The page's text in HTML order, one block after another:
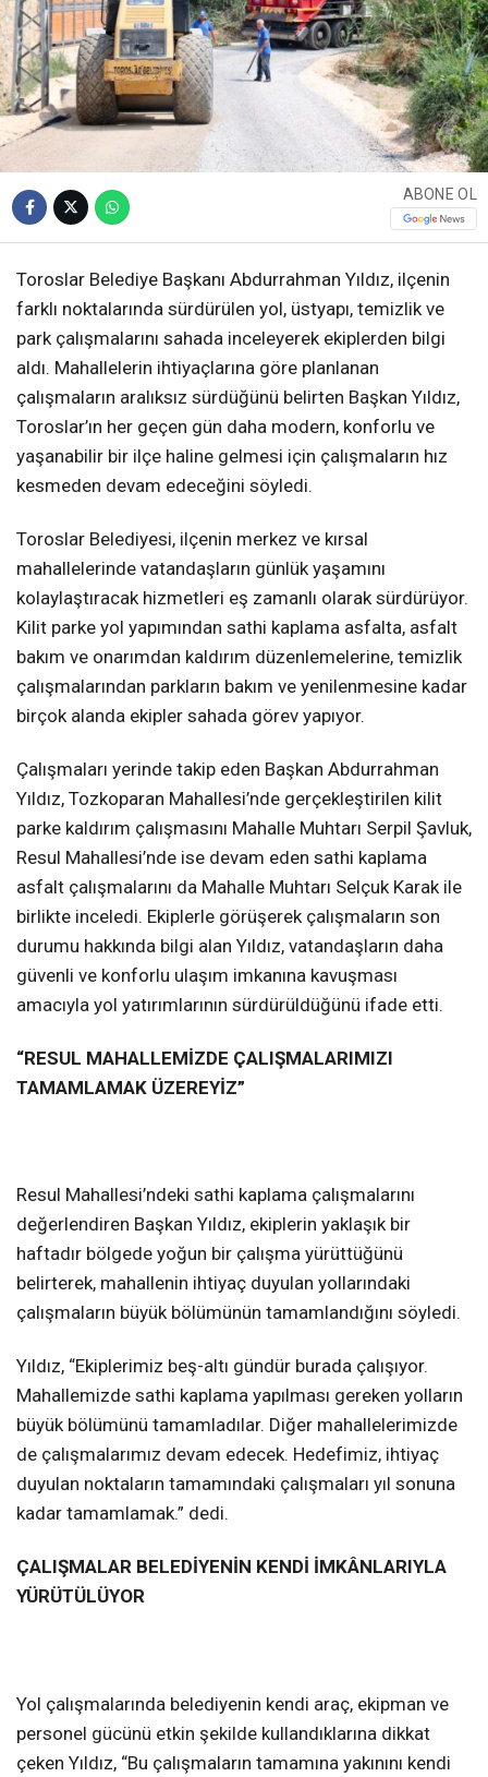
ABONE OL
Toroslar Belediye Başkanı Abdurrahman Yıldız, ilçenin
farklı noktalarında sürdürülen yol, üstyapı, temizlik ve
park çalışmalarını sahada inceleyerek ekiplerden bilgi
aldı. Mahallelerin ihtiyaçlarına göre planlanan
çalışmaların aralıksız sürdüğünü belirten Başkan Yıldız,
Toroslar’ın her geçen gün daha modern, konforlu ve
yaşanabilir bir ilçe haline gelmesi için çalışmaların hız
kesmeden devam edeceğini söyledi.
Toroslar Belediyesi, ilçenin merkez ve kırsal
mahallelerinde vatandaşların günlük yaşamını
kolaylaştıracak hizmetleri eş zamanlı olarak sürdürüyor.
Kilit parke yol yapımından sathi kaplama asfalta, asfalt
bakım ve onarımdan kaldırım düzenlemelerine, temizlik
çalışmalarından parkların bakım ve yenilenmesine kadar
birçok alanda ekipler sahada görev yapıyor.
Çalışmaları yerinde takip eden Başkan Abdurrahman
Yıldız, Tozkoparan Mahallesi’nde gerçekleştirilen kilit
parke kaldırım çalışmasını Mahalle Muhtarı Serpil Şavluk,
Resul Mahallesi’nde ise devam eden sathi kaplama
asfalt çalışmalarını da Mahalle Muhtarı Selçuk Karak ile
birlikte inceledi. Ekiplerle görüşerek çalışmaların son
durumu hakkında bilgi alan Yıldız, vatandaşların daha
güvenli ve konforlu ulaşım imkanına kavuşması
amacıyla yol yatırımlarının sürdürüldüğünü ifade etti.
“RESUL MAHALLEMİZDE ÇALIŞMALARIMIZI
TAMAMLAMAK ÜZEREYİZ”
Resul Mahallesi’ndeki sathi kaplama çalışmalarını
değerlendiren Başkan Yıldız, ekiplerin yaklaşık bir
haftadır bölgede yoğun bir çalışma yürüttüğünü
belirterek, mahallenin ihtiyaç duyulan yollarındaki
çalışmaların büyük bölümünün tamamlandığını söyledi.
Yıldız, “Ekiplerimiz beş-altı gündür burada çalışıyor.
Mahallemizde sathi kaplama yapılması gereken yolların
büyük bölümünü tamamladılar. Diğer mahallelerimizde
de çalışmalarımız devam edecek. Hedefimiz, ihtiyaç
duyulan noktaların tamamındaki çalışmaları yıl sonuna
kadar tamamlamak.” dedi.
ÇALIŞMALAR BELEDİYENİN KENDİ İMKÂNLARIYLA
YÜRÜTÜLÜYOR
Yol çalışmalarında belediyenin kendi araç, ekipman ve
personel gücünü etkin şekilde kullandıklarına dikkat
çeken Yıldız, “Bu çalışmaların tamamına yakınını kendi